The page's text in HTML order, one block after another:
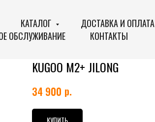
КАТАЛОГ
ДОСТАВКА И ОПЛАТА
ОБСЛУЖИВАНИЕ
КОНТАКТЫ
KUGOO M2+ JILONG
34 900 р.
КУПИТЬ